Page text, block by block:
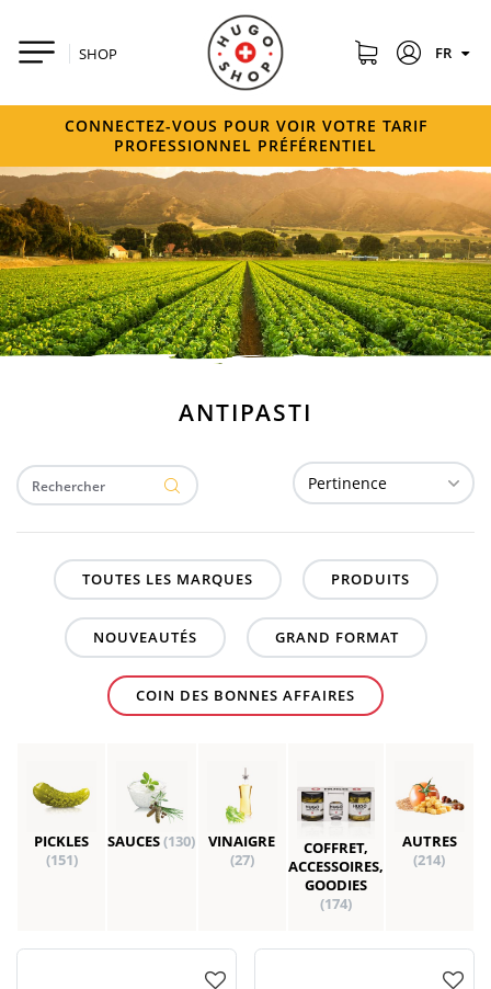
SHOP FR
CONNECTEZ-VOUS POUR VOIR VOTRE TARIF
PROFESSIONNEL PRÉFÉRENTIEL
ANTIPASTI
TOUTES LES MARQUES PRODUITS
NOUVEAUTÉS GRAND FORMAT
COIN DES BONNES AFFAIRES
PICKLES
(151)
SAUCES(130)
VINAIGRE
(27)
COFFRET,
ACCESSOIRES,
GOODIES
(174)
AUTRES
(214)